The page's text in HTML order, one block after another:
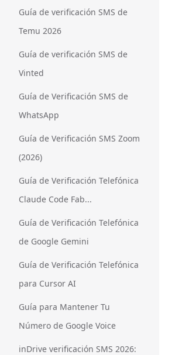
Guía de verificación SMS de
Temu 2026
Guía de verificación SMS de
Vinted
Guía de Verificación SMS de
WhatsApp
Guía de Verificación SMS Zoom
(2026)
Guía de Verificación Telefónica
Claude Code Fab...
Guía de Verificación Telefónica
de Google Gemini
Guía de Verificación Telefónica
para Cursor AI
Guía para Mantener Tu
Número de Google Voice
inDrive verificación SMS 2026: